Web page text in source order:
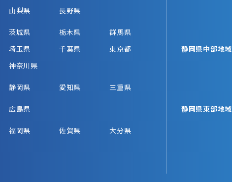
山梨県 長野県
茨城県 栃木県
群馬県
埼玉県
千葉県
東京都
神奈川県
静岡県 愛知県 三重県
広島県
福岡県 佐賀県 大分県
静岡県中部地域
静岡県東部地域